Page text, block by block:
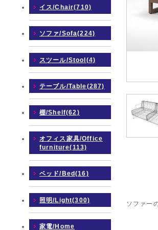
イス/Chair(710)
ソファ/Sofa(224)
スツール/Stool(4)
テーブル/Table(287)
棚/Shelf(62)
オフィス家具/Office
furniture(113)
ベッド/Bed(16)
照明/Light(300)
家電/Home
ソファー